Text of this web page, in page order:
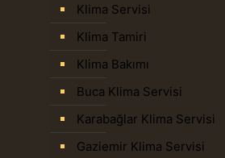
Klima Servisi
Klima Tamiri
Klima Bakımı
Buca Klima Servisi
Karabağlar Klima Servisi
Gaziemir Klima Servisi